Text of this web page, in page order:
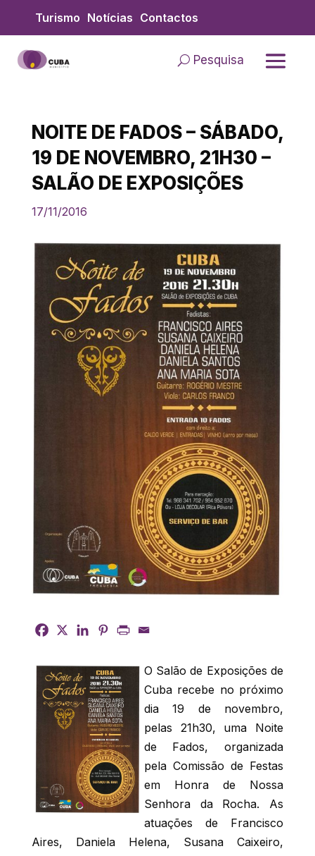
content
Turismo Notícias Contactos
Pesquisa
NOITE DE FADOS – SÁBADO,
19 DE NOVEMBRO, 21H30 –
SALÃO DE EXPOSIÇÕES
17/11/2016
O Salão de Exposições de
Cuba recebe no próximo
dia 19 de novembro,
pelas 21h30, uma Noite
de Fados, organizada
pela Comissão de Festas
em Honra de Nossa
Senhora da Rocha. As
atuações de Francisco
Aires, Daniela Helena, Susana Caixeiro,